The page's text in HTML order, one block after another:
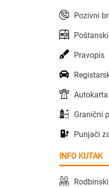
Pozivni
Pravopis
Granični
Punjači
INFO KUTAK